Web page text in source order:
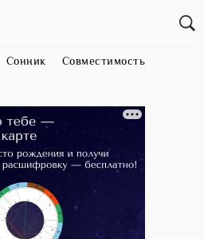
Сонник Совместимость